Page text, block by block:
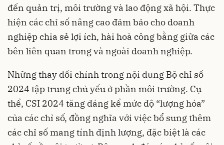
đến quản trị, môi trường và lao động xã hội. Thực
hiện các chỉ số nâng cao đảm bảo cho doanh
nghiệp chia sẻ lợi ích, hài hoà công bằng giữa các
bên liên quan trong và ngoài doanh nghiệp.
Những thay đổi chính trong nội dung Bộ chỉ số
2024 tập trung chủ yếu ở phần môi trường. Cụ
thể, CSI 2024 tăng đáng kể mức độ “lượng hóa”
của các chỉ số, đồng nghĩa với việc bổ sung thêm
các chỉ số mang tính định lượng, đặc biệt là các